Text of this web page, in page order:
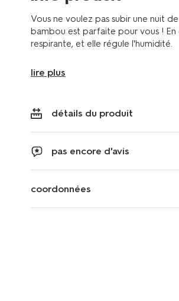
Vous ne voulez pas subir une nuit
bambou est parfaite pour vous ! En
respirante, et elle régule l'humidité.
lire plus
détails du produit
pas encore d'avis
coordonnées